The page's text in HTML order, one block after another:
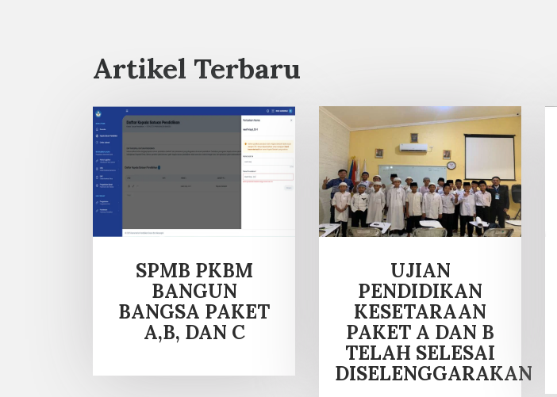
Artikel Terbaru
SPMB PKBM
BANGUN
BANGSA PAKET
A,B, DAN C
UJIAN
PENDIDIKAN
KESETARAAN
PAKET A DAN B
TELAH SELESAI
DISELENGGARAKAN